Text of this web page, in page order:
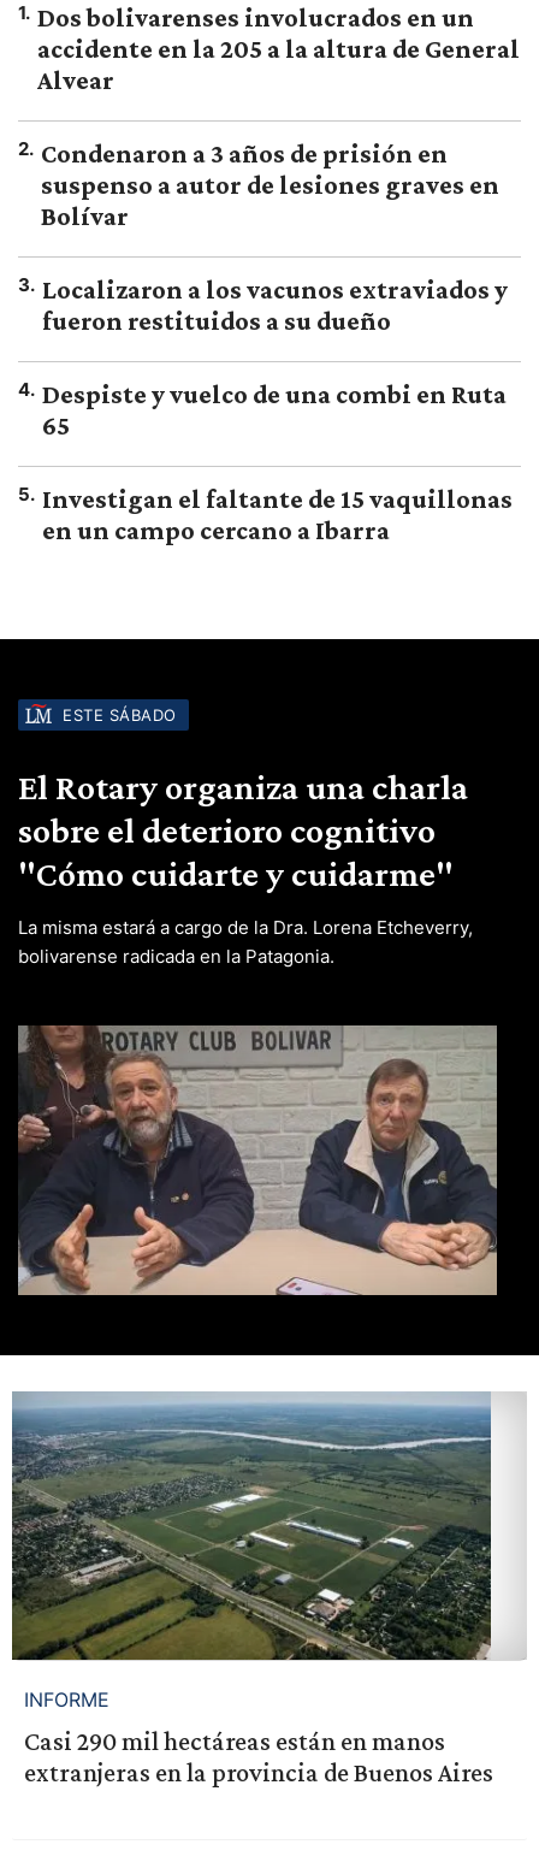
1. Dos bolivarenses involucrados en un
accidente en la 205 a la altura de General
Alvear
2. Condenaron a 3 años de prisión en
suspenso a autor de lesiones graves en
Bolívar
3. Localizaron a los vacunos extraviados y
fueron restituidos a su dueño
4. Despiste y vuelco de una combi en Ruta
65
5. Investigan el faltante de 15 vaquillonas
en un campo cercano a Ibarra
ESTE SÁBADO
El Rotary organiza una charla
sobre el deterioro cognitivo
"Cómo cuidarte y cuidarme"
La misma estará a cargo de la Dra. Lorena Etcheverry,
bolivarense radicada en la Patagonia.
INFORME
Casi 290 mil hectáreas están en manos
extranjeras en la provincia de Buenos Aires